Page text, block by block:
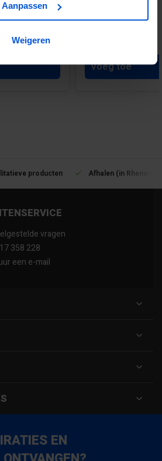
Aanpassen
Weigeren
Voeg toe
producten Afhalen (in Rhenen)
vragen
358 228
een e-mail
EN